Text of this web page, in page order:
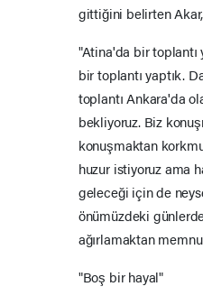
gittiğini belirten
"Atina'da bir toplantı
bir toplantı yaptık.
toplantı Ankara'da
bekliyoruz. Biz
konuşmaktan
huzur istiyoruz ama
geleceği için de
önümüzdeki
ağırlamaktan
"Boş bir hayal"